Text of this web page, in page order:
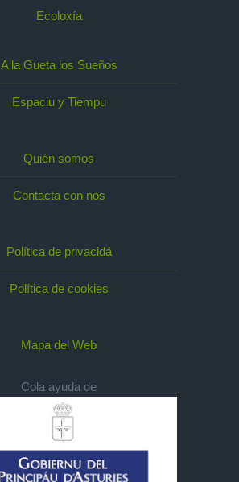
Ecoloxía
A la Gueta los Sueños
Espaciu y Tiempu
Quién somos
Contacta con nos
Política de privacidá
Política de cookies
Mapa del Web
Cola ayuda de